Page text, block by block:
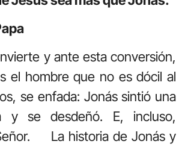
y ante esta conversión,
el hombre que no es dócil al
se enfada: Jonás sintió una
y se desdeñó. E, incluso,
La historia de Jonás y